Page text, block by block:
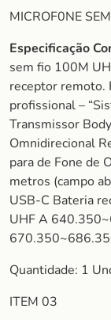
MICROF0NE
Especificação
sem fio 100M
receptor remoto.
profissional –
Transmissor
Omnidirecional
para de Fone de
metros (campo
USB-C Bateria
UHF A
Quantidade: 1
ITEM 03